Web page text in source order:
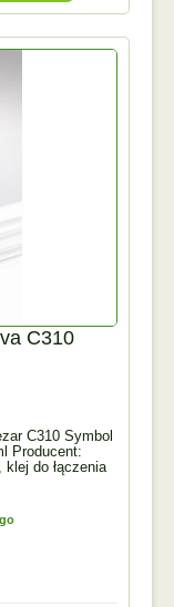
C310
C310 Symbol
Producent:
do łączenia